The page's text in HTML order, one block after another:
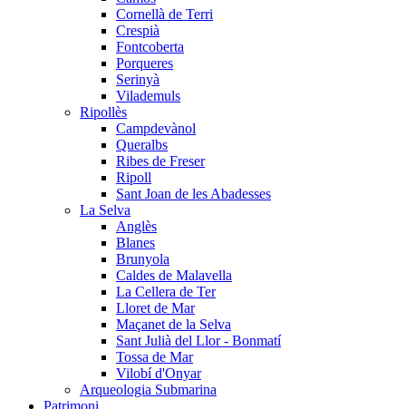
Cornellà de Terri
Crespià
Fontcoberta
Porqueres
Serinyà
Vilademuls
Ripollès
Campdevànol
Queralbs
Ribes de Freser
Ripoll
Sant Joan de les Abadesses
La Selva
Anglès
Blanes
Brunyola
Caldes de Malavella
La Cellera de Ter
Lloret de Mar
Maçanet de la Selva
Sant Julià del Llor - Bonmatí
Tossa de Mar
Vilobí d'Onyar
Arqueologia Submarina
Patrimoni